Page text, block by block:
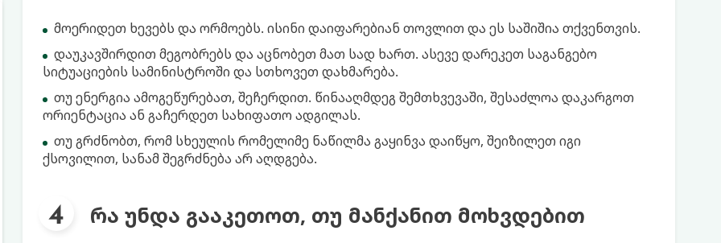
მოერიდეთ ხევებს და ორმოებს. ისინი დაიფარებიან თოვლით და ეს საშიშია თქვენთვის.
დაუკავშირდით მეგობრებს და აცნობეთ მათ სად ხართ. ასევე დარეკეთ საგანგებო
სიტუაციების სამინისტროში და სთხოვეთ დახმარება.
თუ ენერგია ამოგეწურებათ, შეჩერდით. წინააღმდეგ შემთხვევაში, შესაძლოა დაკარგოთ
ორიენტაცია ან გაჩერდეთ სახიფათო ადგილას.
თუ გრძნობთ, რომ სხეულის რომელიმე ნაწილმა გაყინვა დაიწყო, შეიზილეთ იგი
ქსოვილით, სანამ შეგრძნება არ აღდგება.
რა უნდა გააკეთოთ, თუ მანქანით მოხვდებით